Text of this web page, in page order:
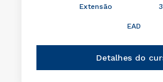
Extensão
EAD
Detalhes do